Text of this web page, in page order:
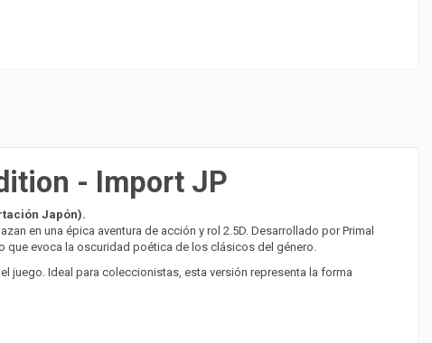
- Import JP
Japón).
en una épica aventura de acción y rol 2.5D. Desarrollado por Primal
evoca la oscuridad poética de los clásicos del género.
juego. Ideal para coleccionistas, esta versión representa la forma